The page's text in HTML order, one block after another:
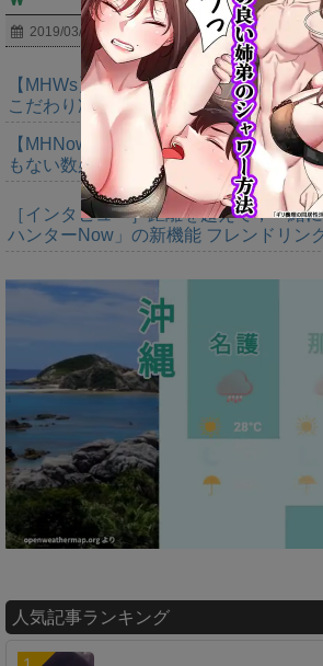
2019/03/14
【MHWs】やっぱいただきますの大切
こだわり凄いよね
【MHNow】バゼルは緩和期間終わっ
もない数必要なんじゃない？
［インタビュー］距離を超えて，一緒
ハンターNow」の新機能 フレンドリン
人気記事ランキング